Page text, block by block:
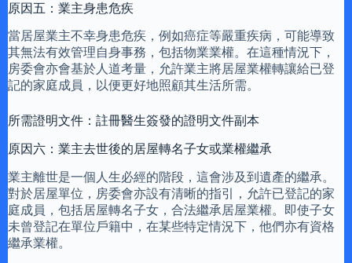
原因五：業主身患危疾
當居屋業主不幸身患危疾，例如癌症等嚴重疾病，可能導致
其無法有效管理自身事務，包括物業業權。在這種情況下，
房委會亦會基於人道考量，允許業主將居屋業權轉讓給已登
記的家庭成員，以便更好地照顧其生活所需。
所需證明文件：註冊醫生簽發的證明文件副本
原因六：業主去世後的居屋轉名子女或業權繼承
業主離世是一個人生必經的階段，這會涉及到遺產的繼承。
對於居屋單位，房委會亦設有清晰的指引，允許已登記的家
庭成員，包括居屋轉名子女，合法繼承居屋業權。即使子女
未曾登記在單位戶籍中，在某些特定情況下，他們亦有資格
繼承業權。